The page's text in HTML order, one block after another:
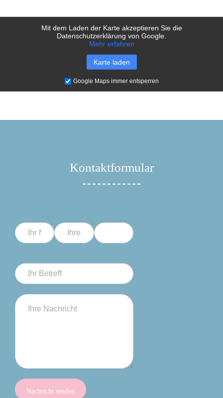
Mit dem Laden der Karte akzeptieren Sie die
Datenschutzerklärung von Google.
Mehr erfahren
Karte laden
Google Maps immer entsperren
Kontaktformular